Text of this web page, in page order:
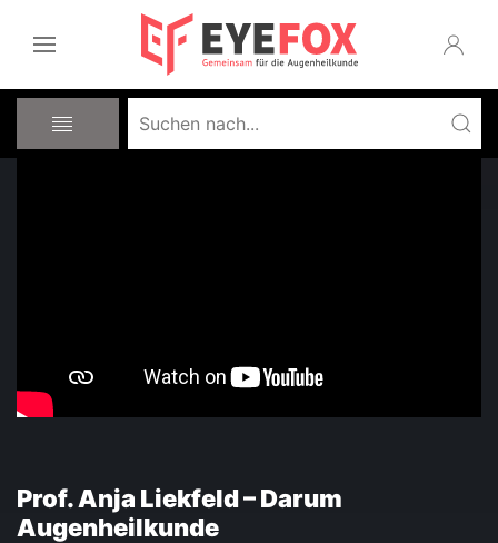
Prof. Anja Liekfeld – Darum
Augenheilkunde